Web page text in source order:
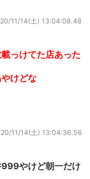
11/14(土) 13:04:08.48
っけてた店あった
けどな
11/14(土) 13:04:36.56
やけど朝一だけ